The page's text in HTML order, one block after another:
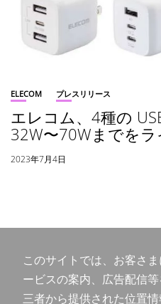
ELECOM プレスリリース
エレコム、4種の
32W〜70Wまでを
2023年7月4日
このサイトでは、お客さ
ービスの案内、広告配信
三者から提供された位置